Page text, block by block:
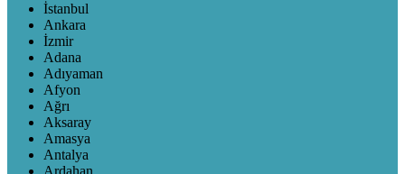
İstanbul
Ankara
İzmir
Adana
Adıyaman
Afyon
Ağrı
Aksaray
Amasya
Antalya
Ardahan